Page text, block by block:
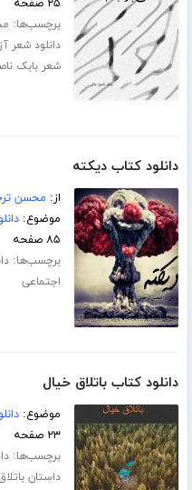
برچسب‌ها:
دانلود شعر
شعر بابک
دانلود کتاب دیکته
از: محسن
موضوع:
۸۵ صفحه
برچسب‌ها:
اجتماعی
دانلود کتاب باتلاق خیال
موضوع:
۲۳ صفحه
برچسب‌ها:
داستان